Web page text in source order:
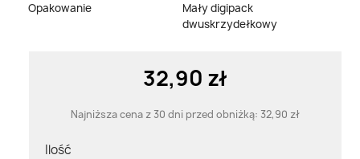
Opakowanie
Mały digipack
dwuskrzydełkowy
32,90 zł
Najniższa cena z 30 dni przed obniżką: 32,90 zł
Ilość